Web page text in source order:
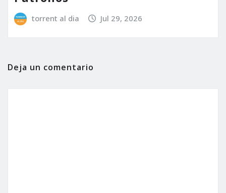
torrent al dia Jul 29, 2026
Deja un comentario